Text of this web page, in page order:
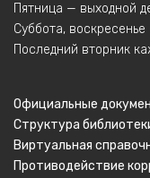
Пятница — выходной
Суббота, воскресенье
Последний вторник
Официальные
Структура
Виртуальная
Противодействие